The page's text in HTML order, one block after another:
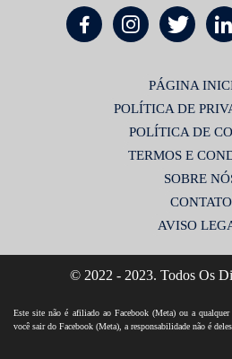
PÁGINA
POLÍTICA DE
POLÍTICA DE
TERMOS E
SOBRE
CONTATO
AVISO
© 2022 - 2023. Todos Os
Este site não é afiliado ao Facebook (Meta) ou a
você sair do Facebook (Meta), a responsabilidade não é